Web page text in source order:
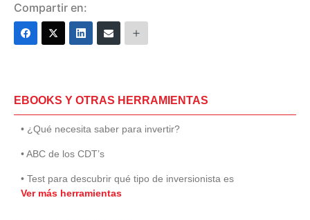
Compartir en:
EBOOKS Y OTRAS HERRAMIENTAS
• ¿Qué necesita saber para invertir?
• ABC de los CDT’s
• Test para descubrir qué tipo de inversionista es
Ver más herramientas